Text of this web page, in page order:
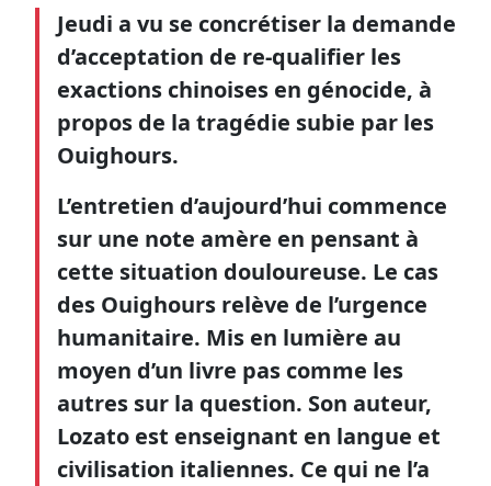
Jeudi a vu se concrétiser la demande
d’acceptation de re-qualifier les
exactions chinoises en génocide, à
propos de la tragédie subie par les
Ouighours.
L’entretien d’aujourd’hui commence
sur une note amère en pensant à
cette situation douloureuse. Le cas
des Ouighours relève de l’urgence
humanitaire. Mis en lumière au
moyen d’un livre pas comme les
autres sur la question. Son auteur,
Lozato est enseignant en langue et
civilisation italiennes. Ce qui ne l’a